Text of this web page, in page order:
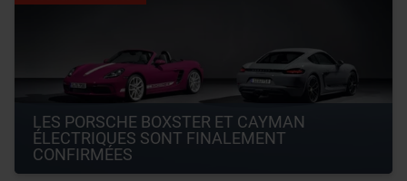
LES PORSCHE BOXSTER ET CAYMAN
ÉLECTRIQUES SONT FINALEMENT
CONFIRMÉES